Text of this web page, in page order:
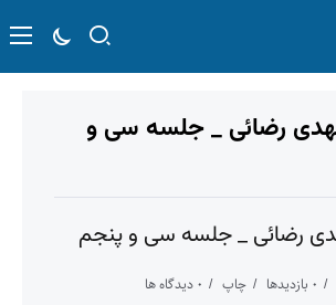
_ مهدی رضائی _ جلسه سی و
۰ بازدیدها چاپ ۰ دیدگاه ها